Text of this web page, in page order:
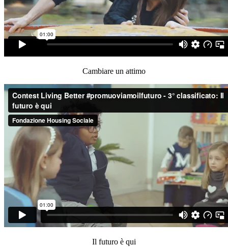
Cambiare un attimo
Il futuro è qui